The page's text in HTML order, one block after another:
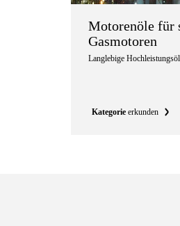
Motorenöle für
Gasmotoren
Langlebige
Kategorie erkunden